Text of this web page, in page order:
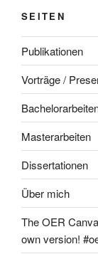
SEITEN
Publikationen
Vorträge /
Masterarbeiten
Dissertationen
Über mich
The OER
own version!